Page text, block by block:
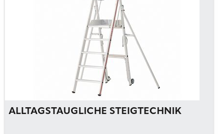
ALLTAGSTAUGLICHE STEIGTECHNIK